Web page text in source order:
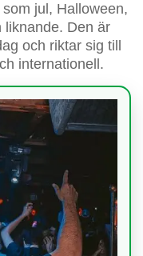
jul, Halloween,
liknande. Den är
och riktar sig till
internationell.